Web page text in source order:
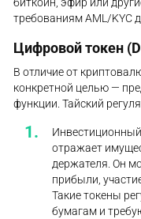
требованиям AML/KYC
Цифровой токен
В отличие от
конкретной целью —
функции. Тайский
Инвестиционный
отражает
держателя. Он
прибыли,
Такие токены
бумагам и